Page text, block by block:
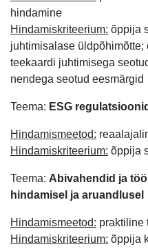
hindamine
Hindamiskriteerium: õppija
juhtimisalase
teekaardi juhtimisega
nendega seotud eesmärgid
Teema: ESG
Hindamismeetod:
Hindamiskriteerium: õppija
Teema: Abivahendid ja
hindamisel ja aruandlusel
Hindamismeetod: praktiline
Hindamiskriteerium: õppija